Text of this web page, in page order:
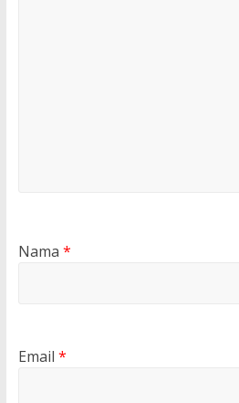
Nama *
Email *